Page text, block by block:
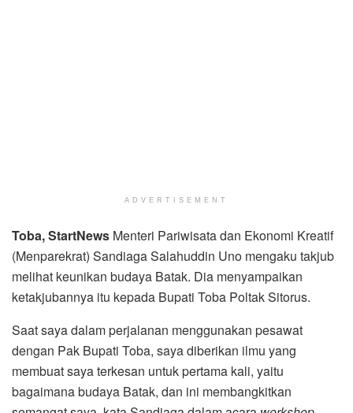
ADVERTISEMENT
Toba,StartNews Menteri Pariwisata dan Ekonomi Kreatif
(Menparekrat) Sandiaga Salahuddin Uno mengaku takjub
melihat keunikan budaya Batak. Dia menyampaikan
ketakjubannya itu kepada Bupati Toba Poltak Sitorus.
Saat saya dalam perjalanan menggunakan pesawat
dengan Pak Bupati Toba, saya diberikan ilmu yang
membuat saya terkesan untuk pertama kali, yaitu
bagaimana budaya Batak, dan ini membangkitkan